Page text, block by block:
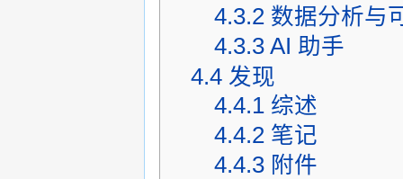
4.3.2 数据分析与
4.3.3 AI 助手
4.4 发现
4.4.1 综述
4.4.2 笔记
4.4.3 附件